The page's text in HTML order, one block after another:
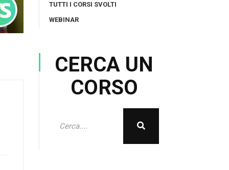
TUTTI I CORSI SVOLTI
WEBINAR
CERCA UN
CORSO